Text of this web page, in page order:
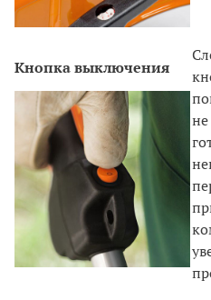
Кнопка выключения
не